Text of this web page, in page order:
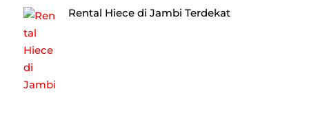
Rental Hiece di Jambi Terdekat